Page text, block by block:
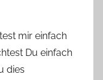
mir einfach
Du einfach
dies